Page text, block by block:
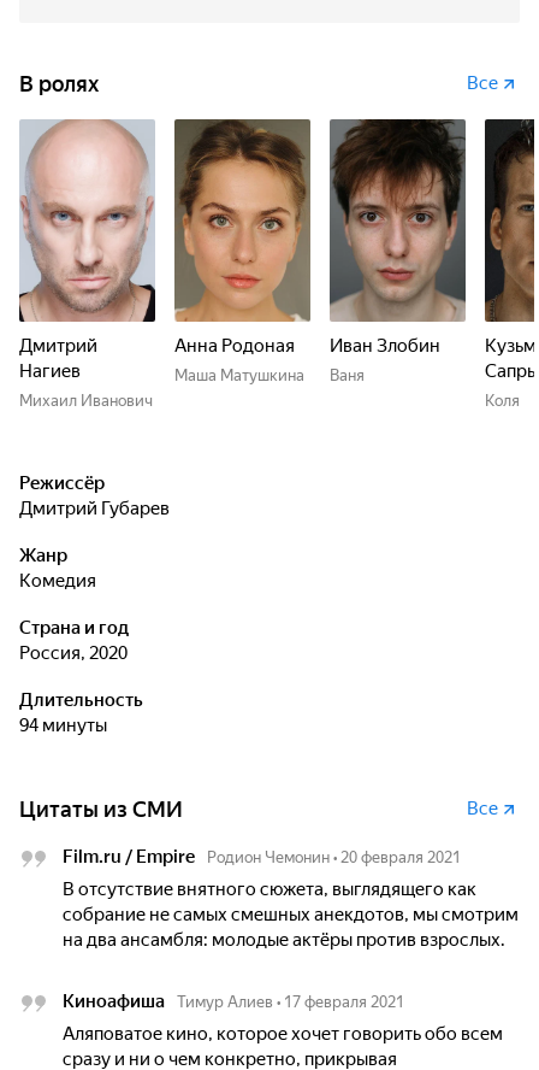
В ролях Все
Дмитрий
Нагиев
Михаил Иванович
Анна Родоная
Маша Матушкина
Иван Злобин
Ваня
Коля
Режиссёр
Дмитрий Губарев
Жанр
комедия
Страна и год
Россия, 2020
Длительность
94 минуты
Цитаты из СМИ Все
Film.ru / Empire Родион Чемонин • 20 февраля 2021
В отсутствие внятного сюжета, выглядящего как
собрание не самых смешных анекдотов, мы смотрим
на два ансамбля: молодые актёры против взрослых.
Киноафиша Тимур Алиев • 17 февраля 2021
Аляповатое кино, которое хочет говорить обо всем
сразу и ни о чем конкретно, прикрывая